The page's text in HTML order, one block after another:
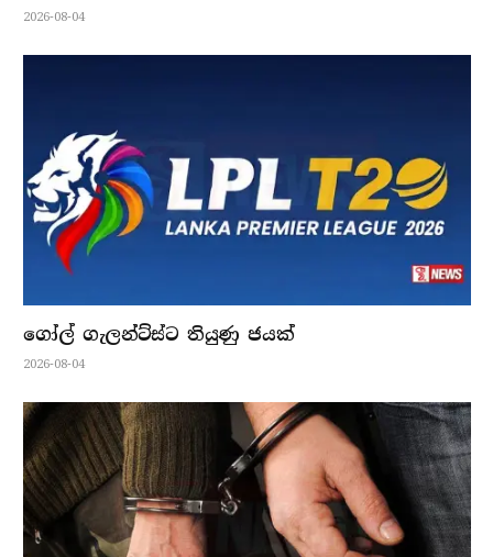
2026-08-04
ගෝල් ගැලන්ට්ස්ට තියුණු ජයක්
2026-08-04